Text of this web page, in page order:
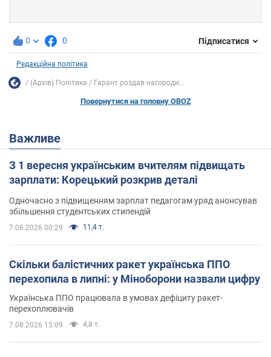
0 0 Підписатися
Редакційна політика
(Архів) Політика Гарант роздав нагороди...
Повернутися на головну OBOZ
Важливе
З 1 вересня українським вчителям підвищать
зарплати: Корецький розкрив деталі
Одночасно з підвищенням зарплат педагогам уряд анонсував
збільшення студентських стипендій
7.08.2026 00:29 11,4 т.
Скільки балістичних ракет українська ППО
перехопила в липні: у Міноборони назвали цифру
Українська ППО працювала в умовах дефіциту ракет-
перехоплювачів
7.08.2026 15:09 4,8 т.